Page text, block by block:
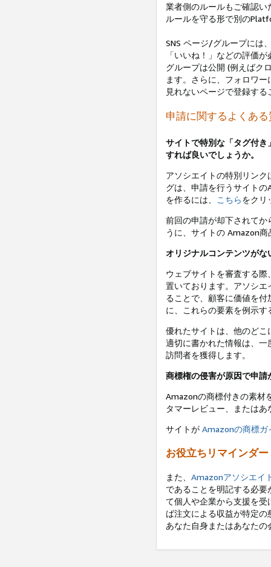
業者側のルールもご確認
ルールを守る形で別の
SNS ページ/グループには
「いいね！」などの評価
グループは公開 (例えばク
ます。さらに、フォロワ
見れないページで登録す
申請に関するよくある
サイトで特別な「タグ付
すれば良いでしょうか。
アソシエイトの特別リン
グは、申請を行うサイト
を作るには、
こちらをクリ
前回の申請が却下されて
うに、サイトの Amazon
オリジナルコンテンツが
ウェブサイトを審査する
置いております。アソシ
ることで、顧客に価値を
に、これらの要素を例示
優れたサイトは、他のど
適切に書かれた情報は、
訪問者を獲得します。
商標権の侵害が原因で申
Amazonの商標付きの素材
タマーレビュー、または
サイトがAmazonの商標ガ
お役立ちリマインダー
また、 Amazonアソシエイ
であることを明記する必
て個人や企業から支援を
ば注文による収益が特定
あなた自身またはあなた